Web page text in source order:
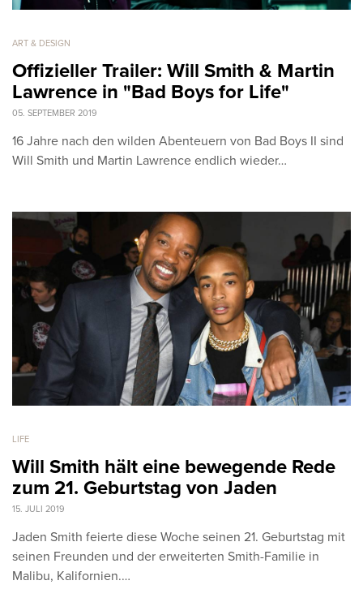
ART & DESIGN
Offizieller Trailer: Will Smith & Martin
Lawrence in "Bad Boys for Life"
05. SEPTEMBER 2019
16 Jahre nach den wilden Abenteuern von Bad Boys II sind
Will Smith und Martin Lawrence endlich wieder…
LIFE
Will Smith hält eine bewegende Rede
zum 21. Geburtstag von Jaden
15. JULI 2019
Jaden Smith feierte diese Woche seinen 21. Geburtstag mit
seinen Freunden und der erweiterten Smith-Familie in
Malibu, Kalifornien.…